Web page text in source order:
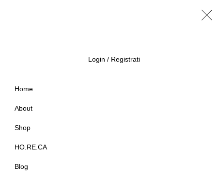
Login / Registrati
Home
About
Shop
HO.RE.CA
Blog